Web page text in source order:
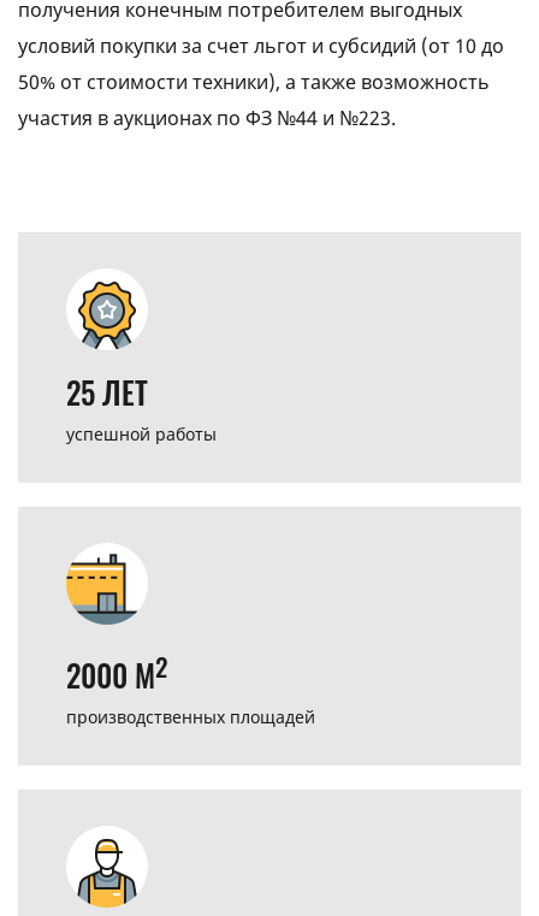
получения конечным потребителем выгодных
условий покупки за счет льгот и субсидий (от 10 до
50% от стоимости техники), а также возможность
участия в аукционах по ФЗ №44 и №223.
25 ЛЕТ
успешной работы
2000 М2
производственных площадей